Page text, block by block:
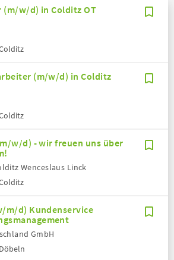
w/d) in Colditz OT
(m/w/d) in Colditz
w/d) - wir freuen uns über
Wenceslaus Linck
m/d) Kundenservice
GmbH
Döbeln